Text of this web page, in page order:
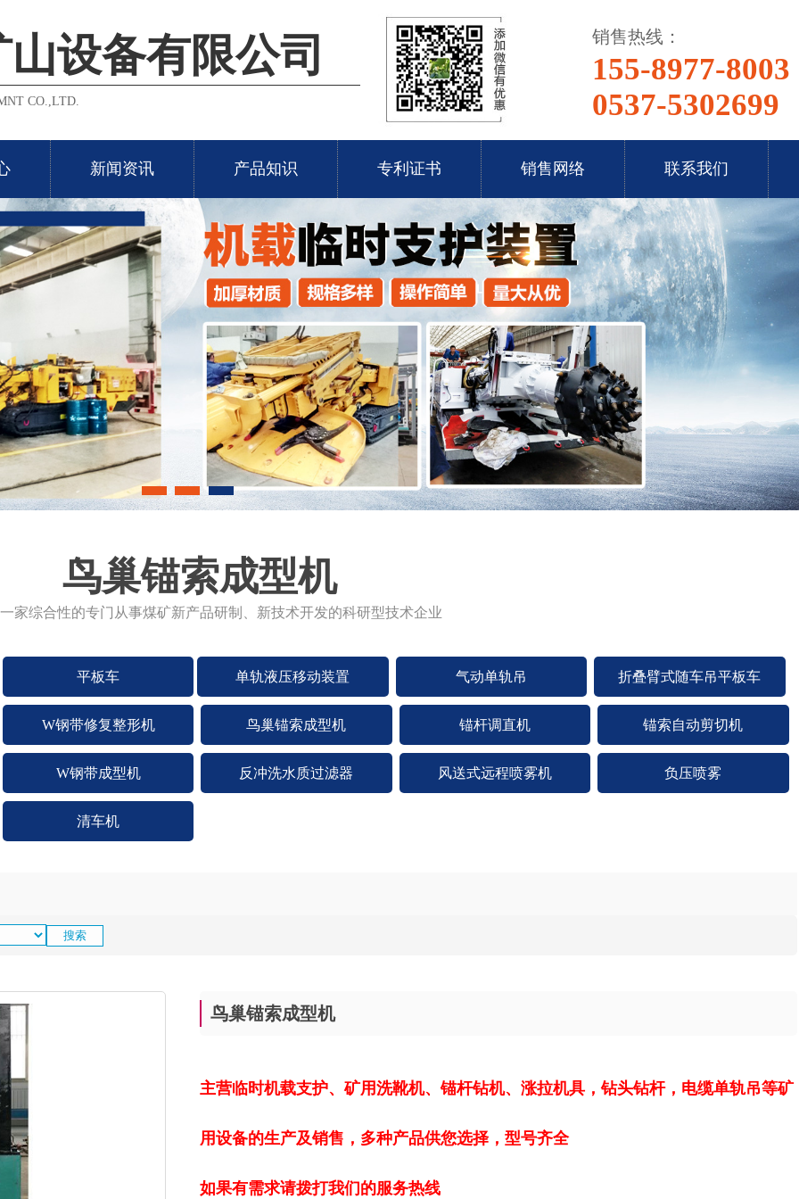
设备有限公司
CO.,LTD.
销售热线：
155-8977-8003
0537-5302699
新闻资讯 产品知识 专利证书 销售网络 联系我们
鸟巢锚索成型机
家综合性的专门从事煤矿新产品研制、新技术开发的科研型技术企业
平板车 单轨液压移动装置 气动单轨吊 折叠臂式随车吊平板车
W钢带修复整形机 鸟巢锚索成型机 锚杆调直机 锚索自动剪切机
W钢带成型机 反冲洗水质过滤器 风送式远程喷雾机 负压喷雾
清车机
鸟巢锚索成型机
主营临时机载支护、矿用洗靴机、锚杆钻机、涨拉机具，钻头钻杆，电缆单轨吊等矿
用设备的生产及销售，多种产品供您选择，型号齐全
如果有需求请拨打我们的服务热线